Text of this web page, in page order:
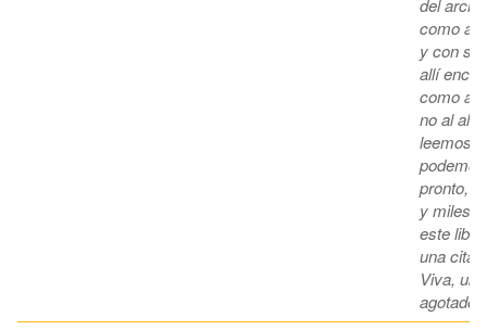
del
como
y con su
allí
como a
no al
leemos
pronto,
y miles
este
una cita
Viva,
agotado,